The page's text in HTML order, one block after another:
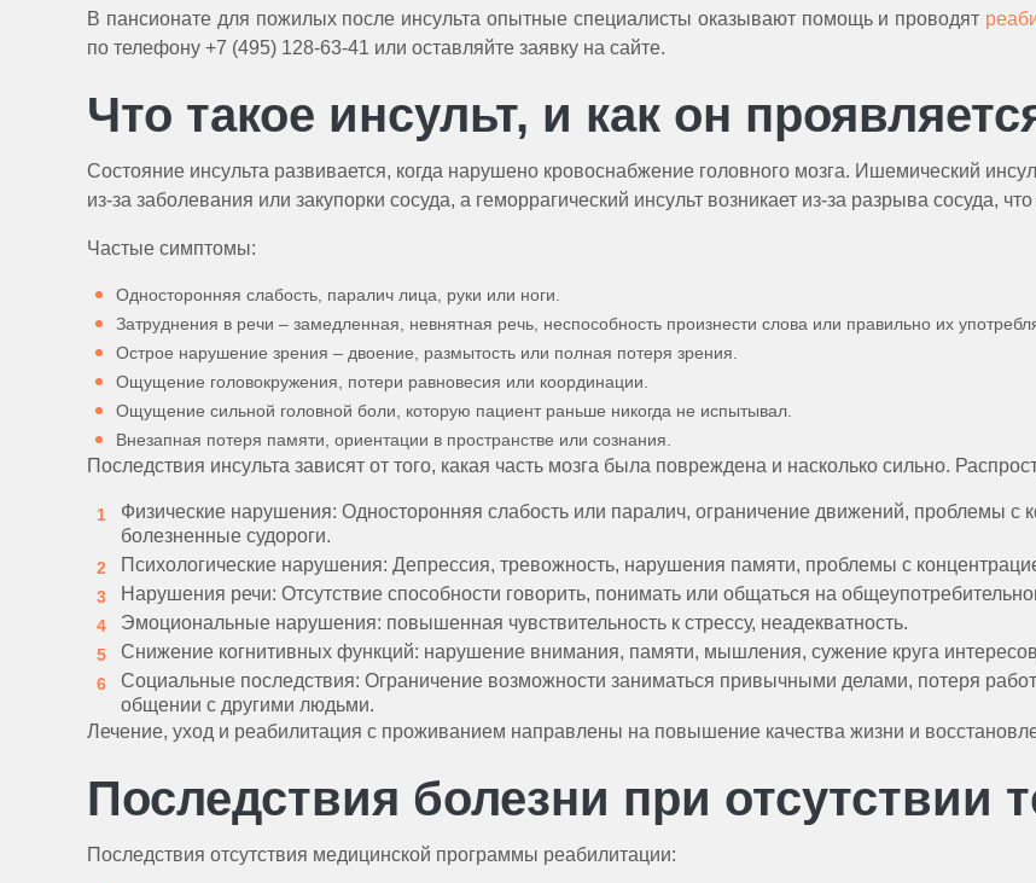
В пансионате для пожилых после инсульта опытные специалисты оказывают помощь и проводят
по телефону +7 (495) 128-63-41 или оставляйте заявку на сайте.
Что такое инсульт, и как он
Состояние инсульта развивается, когда нарушено кровоснабжение головного мозга. Ишемический
из-за заболевания или закупорки сосуда, а геморрагический инсульт возникает из-за разрыва сосуда,
Частые симптомы:
Односторонняя слабость, паралич лица, руки или ноги.
Затруднения в речи – замедленная, невнятная речь, неспособность произнести слова или правильно их
Острое нарушение зрения – двоение, размытость или полная потеря зрения.
Ощущение головокружения, потери равновесия или координации.
Ощущение сильной головной боли, которую пациент раньше никогда не испытывал.
Внезапная потеря памяти, ориентации в пространстве или сознания.
Последствия инсульта зависят от того, какая часть мозга была повреждена и насколько сильно.
Физические нарушения: Односторонняя слабость или паралич, ограничение движений, проблемы с
болезненные судороги.
Психологические нарушения: Депрессия, тревожность, нарушения памяти, проблемы с
Нарушения речи: Отсутствие способности говорить, понимать или общаться на
Эмоциональные нарушения: повышенная чувствительность к стрессу, неадекватность.
Снижение когнитивных функций: нарушение внимания, памяти, мышления, сужение круга
Социальные последствия: Ограничение возможности заниматься привычными делами, потеря
общении с другими людьми.
Лечение, уход и реабилитация с проживанием направлены на повышение качества жизни и
Последствия болезни при отсутствии
Последствия отсутствия медицинской программы реабилитации: